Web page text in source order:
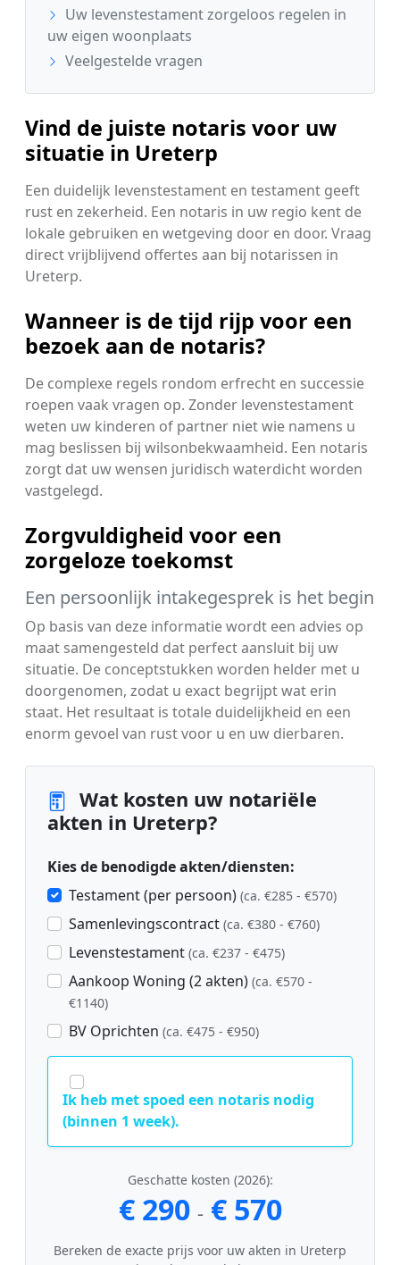
Uw levenstestament zorgeloos regelen in
uw eigen woonplaats
Veelgestelde vragen
Vind de juiste notaris voor uw
situatie in Ureterp
Een duidelijk levenstestament en testament geeft
rust en zekerheid. Een notaris in uw regio kent de
lokale gebruiken en wetgeving door en door. Vraag
direct vrijblijvend offertes aan bij notarissen in
Ureterp.
Wanneer is de tijd rijp voor een
bezoek aan de notaris?
De complexe regels rondom erfrecht en successie
roepen vaak vragen op. Zonder levenstestament
weten uw kinderen of partner niet wie namens u
mag beslissen bij wilsonbekwaamheid. Een notaris
zorgt dat uw wensen juridisch waterdicht worden
vastgelegd.
Zorgvuldigheid voor een
zorgeloze toekomst
Een persoonlijk intakegesprek is het begin
Op basis van deze informatie wordt een advies op
maat samengesteld dat perfect aansluit bij uw
situatie. De conceptstukken worden helder met u
doorgenomen, zodat u exact begrijpt wat erin
staat. Het resultaat is totale duidelijkheid en een
enorm gevoel van rust voor u en uw dierbaren.
Wat kosten uw notariële
akten in Ureterp?
Kies de benodigde akten/diensten:
Testament (per persoon) (ca. €285 - €570)
Samenlevingscontract (ca. €380 - €760)
Levenstestament (ca. €237 - €475)
Aankoop Woning (2 akten) (ca. €570 -
€1140)
BV Oprichten (ca. €475 - €950)
Ik heb met spoed een notaris nodig
(binnen 1 week).
Geschatte kosten (2026):
€ 290 - € 570
Bereken de exacte prijs voor uw akten in Ureterp